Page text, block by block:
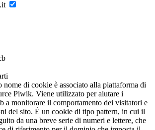
nome di cookie è associato alla piattaforma di
Piwik. Viene utilizzato per aiutare i
a monitorare il comportamento dei visitatori e
del sito. È un cookie di tipo pattern, in cui il
da una breve serie di numeri e lettere, che